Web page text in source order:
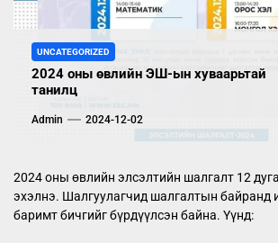
UNCATEGORIZED
2024 оны өвлийн ЭШ-ын хуваарьтай
танилц
Admin 2024-12-02
2024 оны өвлийн элсэлтийн шалгалт 12
эхэлнэ. Шалгуулагчид шалгалтын байранд
баримт бичгийг бүрдүүлсэн байна. Үүнд: